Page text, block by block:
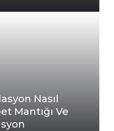
Nasıl
Mantığı Ve